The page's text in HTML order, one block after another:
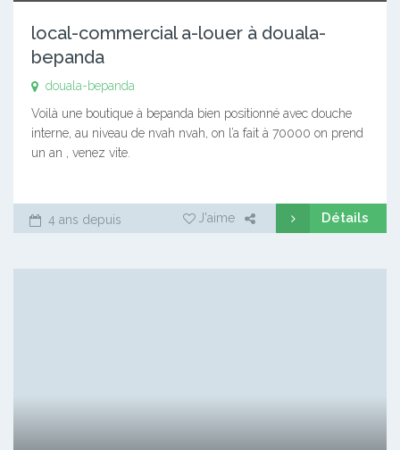
local-commercial a-louer à douala-
bepanda
douala-bepanda
Voilà une boutique à bepanda bien positionné avec douche
interne, au niveau de nvah nvah, on l’a fait à 70000 on prend
un an , venez vite.
4 ans depuis J'aime Détails